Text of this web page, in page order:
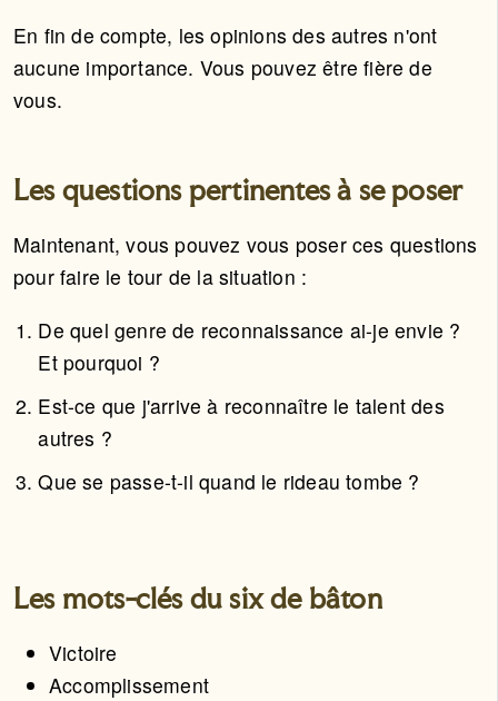
En fin de compte, les opinions des autres n'ont
aucune importance. Vous pouvez être fière de
vous.
Les questions pertinentes à se poser
Maintenant, vous pouvez vous poser ces questions
pour faire le tour de la situation :
De quel genre de reconnaissance ai-je envie ?
Et pourquoi ?
Est-ce que j'arrive à reconnaître le talent des
autres ?
Que se passe-t-il quand le rideau tombe ?
Les mots-clés du six de bâton
Victoire
Accomplissement